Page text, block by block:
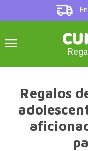
Regalos